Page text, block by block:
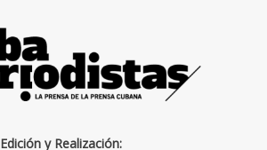
Edición y Realización: